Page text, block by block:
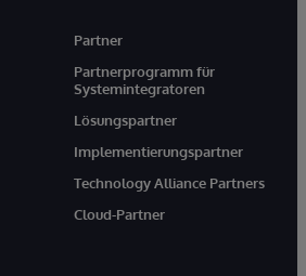
Partner
Partnerprogramm für
Systemintegratoren
Lösungspartner
Implementierungspartner
Technology Alliance Partners
Cloud-Partner